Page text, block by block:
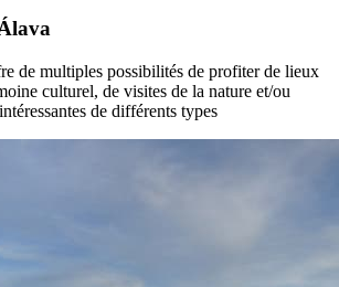
de multiples possibilités de profiter de lieux
culturel, de visites de la nature et/ou
de différents types